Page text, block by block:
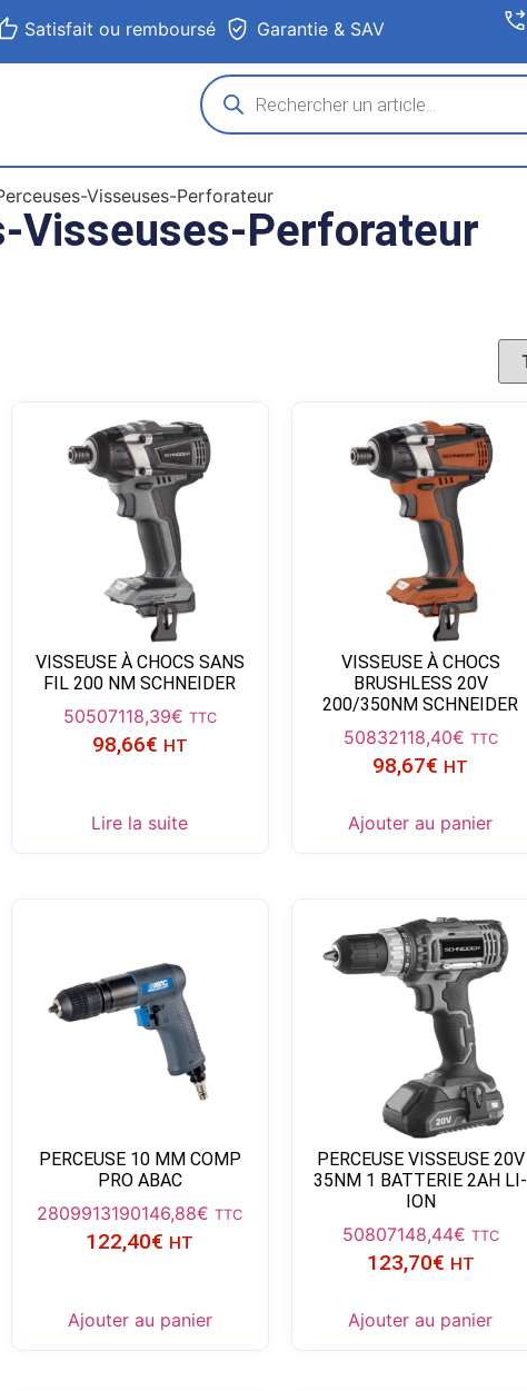
Satisfait ou remboursé Garantie & SAV
Visseuses-Perforateur
Visseuses-Perforateur
VISSEUSE À CHOCS SANS
FIL 200 NM SCHNEIDER
50507118,39€ TTC
98,66€ HT
Lire la suite
VISSEUSE À CHOCS
BRUSHLESS 20V
200/350NM SCHNEIDER
50832118,40€ TTC
98,67€ HT
Ajouter au panier
PERCEUSE 10 MM COMP
PRO ABAC
2809913190146,88€ TTC
122,40€ HT
Ajouter au panier
PERCEUSE VISSEUSE 20V
35NM 1 BATTERIE 2AH LI-
ION
50807148,44€ TTC
123,70€ HT
Ajouter au panier